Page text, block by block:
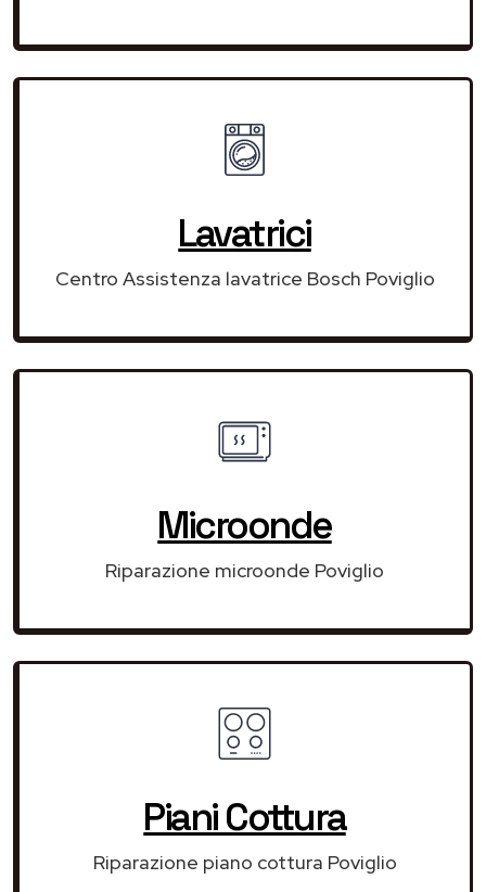
Lavatrici
Centro Assistenza lavatrice Bosch Poviglio
Microonde
Riparazione microonde Poviglio
Piani Cottura
Riparazione piano cottura Poviglio